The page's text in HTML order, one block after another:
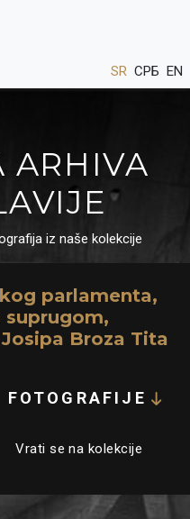
SR СРБ EN
ARHIVA
iz naše kolekcije
parlamenta,
suprugom,
Broza Tita
FOTOGRAFIJE
Vrati se na kolekcije